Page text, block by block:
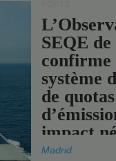
SEQE de
confirme
système
de quotas
impact
les ports
Madrid